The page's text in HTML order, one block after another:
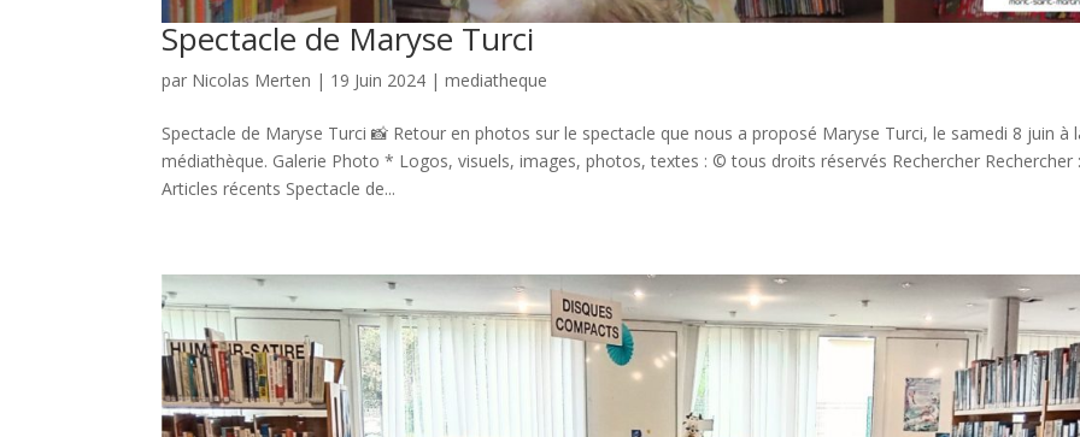
Spectacle de Maryse Turci
par Nicolas Merten | 19 Juin 2024 |mediatheque
Spectacle de Maryse Turci 📸 Retour en photos sur le spectacle que nous a proposé Maryse Turci, le samedi 8 juin à
médiathèque. Galerie Photo * Logos, visuels, images, photos, textes : © tous droits réservés Rechercher Rechercher
Articles récents Spectacle de...